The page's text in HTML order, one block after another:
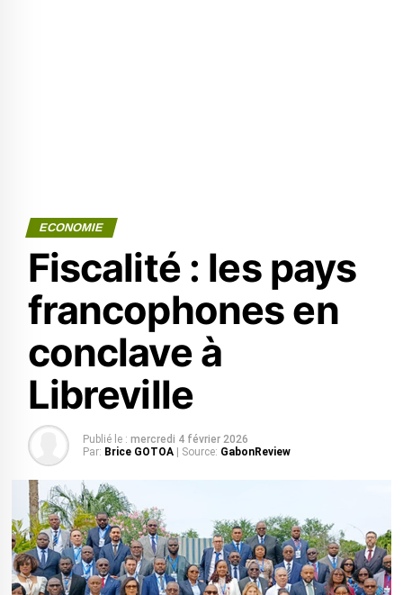
ECONOMIE
Fiscalité : les pays
francophones en
conclave à
Libreville
Publié le : mercredi 4 février 2026
Par: Brice GOTOA | Source: GabonReview